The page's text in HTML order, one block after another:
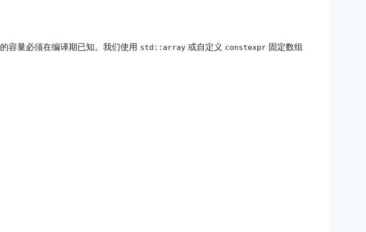
的容量必须在编译期已知。我们使用 std::array 或自定义 constexpr 固定数组